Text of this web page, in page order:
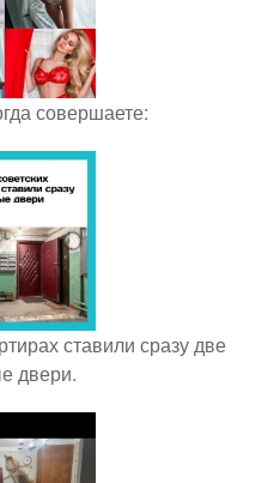
совершаете:
ставили сразу две
двери.